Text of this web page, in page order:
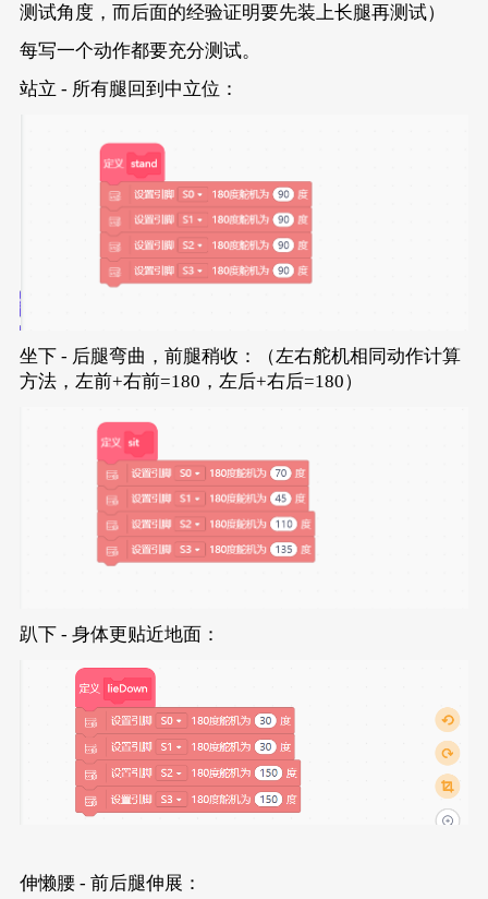
测试角度，而后面的经验证明要先装上长腿再测试）
每写一个动作都要充分测试。
站立 - 所有腿回到中立位：
坐下 - 后腿弯曲，前腿稍收：（左右舵机相同动作计算
方法，左前+右前=180，左后+右后=180）
趴下 - 身体更贴近地面：
伸懒腰 - 前后腿伸展：